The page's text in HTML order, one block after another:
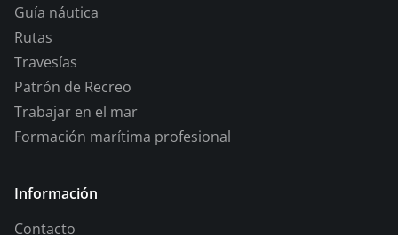
Guía náutica
Rutas
Travesías
Patrón de Recreo
Trabajar en el mar
Formación marítima profesional
Información
Contacto